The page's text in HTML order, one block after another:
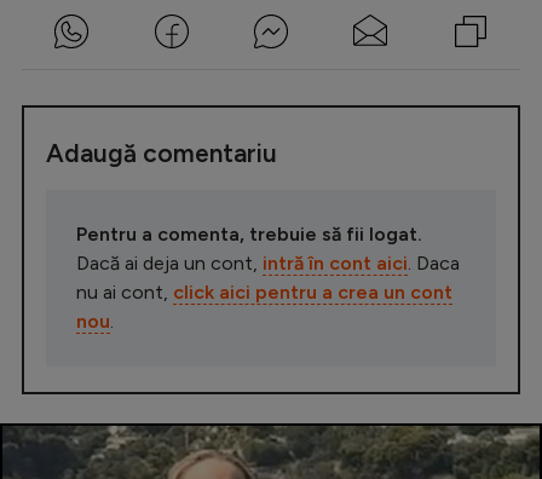
Adaugă comentariu
Pentru a comenta, trebuie să fii logat.
Dacă ai deja un cont, intră în cont aici. Daca
nu ai cont, click aici pentru a crea un cont
nou.